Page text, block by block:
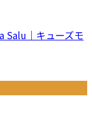
Salu｜キューズモ